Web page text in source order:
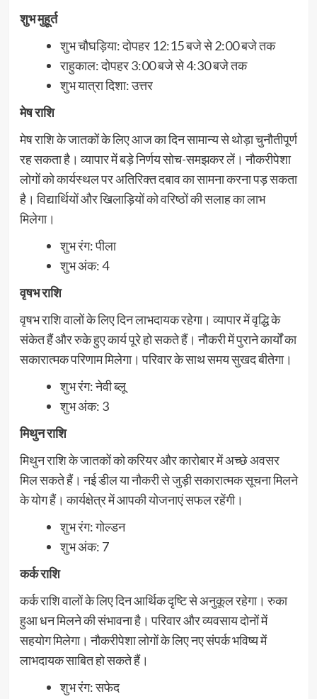
शुभ मुहूर्त
शुभ चौघड़िया: दोपहर 12:15 बजे से 2:00 बजे तक
राहुकाल: दोपहर 3:00 बजे से 4:30 बजे तक
शुभ यात्रा दिशा: उत्तर
मेष राशि
मेष राशि के जातकों के लिए आज का दिन सामान्य से थोड़ा चुनौतीपूर्ण
रह सकता है। व्यापार में बड़े निर्णय सोच-समझकर लें। नौकरीपेशा
लोगों को कार्यस्थल पर अतिरिक्त दबाव का सामना करना पड़ सकता
है। विद्यार्थियों और खिलाड़ियों को वरिष्ठों की सलाह का लाभ
मिलेगा।
शुभ रंग: पीला
शुभ अंक: 4
वृषभ राशि
वृषभ राशि वालों के लिए दिन लाभदायक रहेगा। व्यापार में वृद्धि के
संकेत हैं और रुके हुए कार्य पूरे हो सकते हैं। नौकरी में पुराने कार्यों का
सकारात्मक परिणाम मिलेगा। परिवार के साथ समय सुखद बीतेगा।
शुभ रंग: नेवी ब्लू
शुभ अंक: 3
मिथुन राशि
मिथुन राशि के जातकों को करियर और कारोबार में अच्छे अवसर
मिल सकते हैं। नई डील या नौकरी से जुड़ी सकारात्मक सूचना मिलने
के योग हैं। कार्यक्षेत्र में आपकी योजनाएं सफल रहेंगी।
शुभ रंग: गोल्डन
शुभ अंक: 7
कर्क राशि
कर्क राशि वालों के लिए दिन आर्थिक दृष्टि से अनुकूल रहेगा। रुका
हुआ धन मिलने की संभावना है। परिवार और व्यवसाय दोनों में
सहयोग मिलेगा। नौकरीपेशा लोगों के लिए नए संपर्क भविष्य में
लाभदायक साबित हो सकते हैं।
शुभ रंग: सफेद